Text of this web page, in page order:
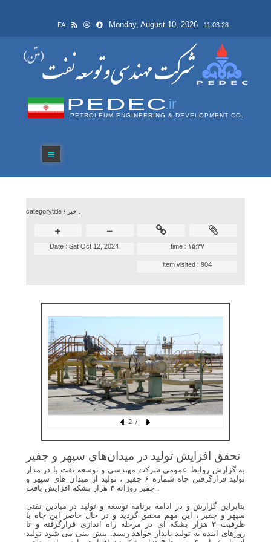
FA Monday, August 10, 2026 11:03:28
PEDEC.ir
PETROLEUM ENGINEERING & DEVELOPMENT CO.
categorytitle /
time : ۱۵:۳۷ Date : Sat Oct 12, 2024
item visited :904
/ 2
تحقق افزایش تولید در میدان‌های سپهر و جفیر
به گزارش روابط عمومی شرکت مهندسی و توسعه نفت با در مدار
تولید قرارگرفتن چاه شماره ۶ جفیر ، تولید از میدان های سپهر و
جفیر روزانه ۳ هزار بشکه افزایش یافت .
بنابراین گزارش و در ادامه برنامه توسعه و تولید در میادین نفتی
سپهر و جفیر ، این مهم محقق گردید و در حال حاضر این چاه با
ظرفیت ۳ هزار بشکه ای در مرحله راه اندازی قرارگرفته و تا
روزهای آینده به تولید پایدار خواهد رسید. پیش بینی می شود تولید